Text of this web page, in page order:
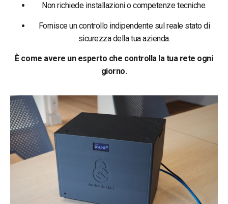
Non richiede installazioni o competenze tecniche.
Fornisce un controllo indipendente sul reale stato di
sicurezza della tua azienda.
È come avere un esperto che controlla la tua rete ogni
giorno.